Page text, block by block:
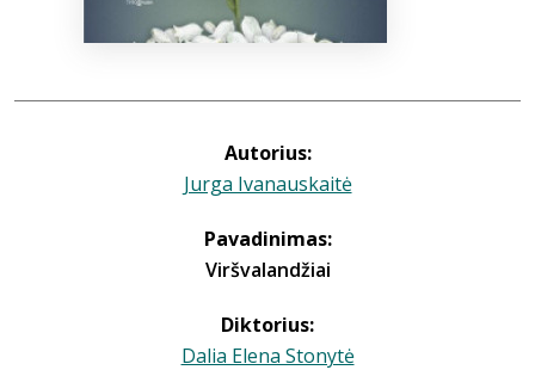
Autorius:
Jurga Ivanauskaitė
Pavadinimas:
Viršvalandžiai
Diktorius:
Dalia Elena Stonytė